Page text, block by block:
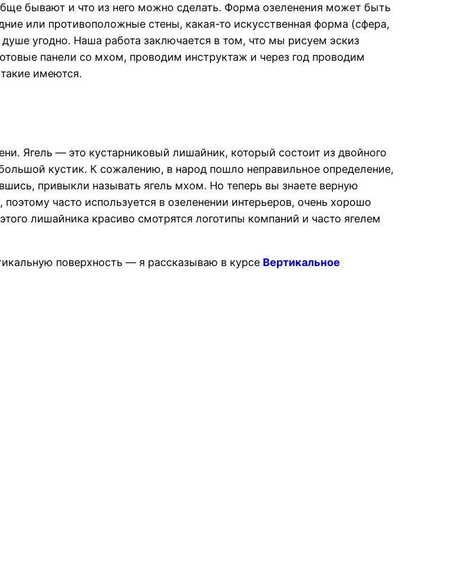
бывают и что из него можно сделать. Форма озеленения может быть
или противоположные стены, какая-то искусственная форма (сфера,
угодно. Наша работа заключается в том, что мы рисуем эскиз
панели со мхом, проводим инструктаж и через год проводим
имеются.
Ягель — это кустарниковый лишайник, который состоит из двойного
кустик. К сожалению, в народ пошло неправильное определение,
привыкли называть ягель мхом. Но теперь вы знаете верную
часто используется в озеленении интерьеров, очень хорошо
лишайника красиво смотрятся логотипы компаний и часто ягелем
поверхность — я рассказываю в курсе Вертикальное